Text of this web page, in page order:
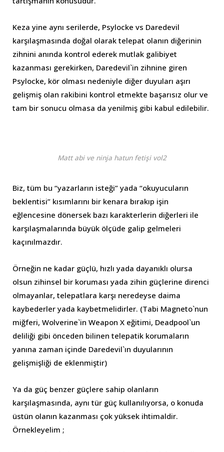
Keza yine aynı serilerde, Psylocke vs Daredevil
karşılaşmasında doğal olarak telepat olanın diğerinin
zihnini anında kontrol ederek mutlak galibiyet
kazanması gerekirken, Daredevil`in zihnine giren
Psylocke, kör olması nedeniyle diğer duyuları aşırı
gelişmiş olan rakibini kontrol etmekte başarısız olur ve
tam bir sonucu olmasa da yenilmiş gibi kabul edilebilir.
Matt abi ve ninja hatun fetişi vol2
Biz, tüm bu “yazarların isteği” yada “okuyucuların
beklentisi” kısımlarını bir kenara bırakıp işin
eğlencesine dönersek bazı karakterlerin diğerleri ile
karşılaşmalarında büyük ölçüde galip gelmeleri
kaçınılmazdır.
Örneğin ne kadar güçlü, hızlı yada dayanıklı olursa
olsun zihinsel bir koruması yada zihin güçlerine direnci
olmayanlar, telepatlara karşı neredeyse daima
kaybederler yada kaybetmelidirler. (Tabi Magneto`nun
miğferi, Wolverine`in Weapon X eğitimi, Deadpool`un
deliliği gibi önceden bilinen telepatik korumaların
yanına zaman içinde Daredevil`ın duyularının
gelişmişliği de eklenmiştir)
Ya da güç benzer güçlere sahip olanların
karşılaşmasında, aynı tür güç kullanılıyorsa, o konuda
üstün olanın kazanması çok yüksek ihtimaldir.
Örnekleyelim ;